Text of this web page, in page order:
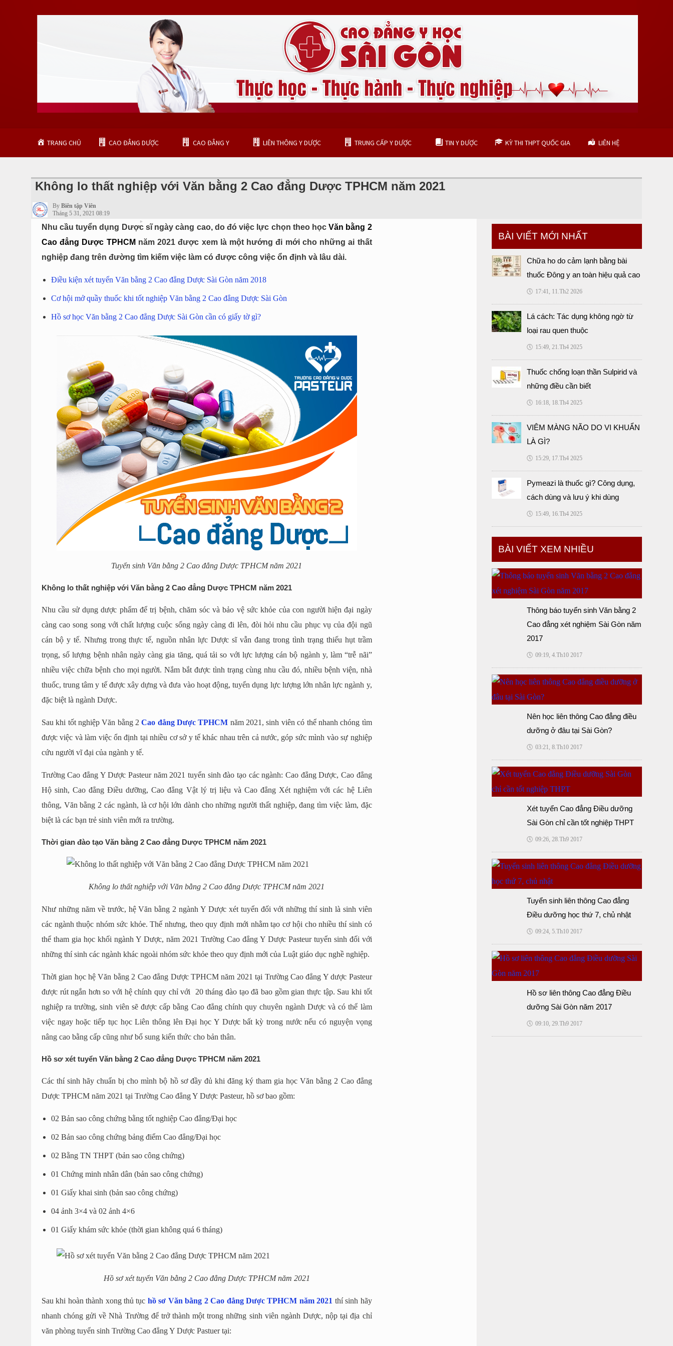
TRANG CHỦ CAO ĐẲNG DƯỢC CAO ĐẲNG Y LIÊN THÔNG Y DƯỢC TRUNG CẤP Y DƯỢC TIN Y DƯỢC KỲ THI THPT QUỐC GIA LIÊN HỆ
▾
▾
Không lo thất nghiệp với Văn bằng 2 Cao đẳng Dược TPHCM năm 2021
By Biên tập Viên
Tháng 5 31, 2021 08:19
Nhu cầu tuyển dụng Dược sĩ ngày càng cao, do đó việc lực chọn theo họcVăn bằng 2
Cao đẳng Dược TPHCM năm 2021 được xem là một hướng đi mới cho những ai thất
nghiệp đang trên đường tìm kiếm việc làm có được công việc ổn định và lâu dài.
Điều kiện xét tuyển Văn bằng 2 Cao đẳng Dược Sài Gòn năm 2018
Cơ hội mở quầy thuốc khi tốt nghiệp Văn bằng 2 Cao đẳng Dược Sài Gòn
Hồ sơ học Văn bằng 2 Cao đẳng Dược Sài Gòn cần có giấy tờ gì?
Tuyển sinh Văn bằng 2 Cao đẳng Dược TPHCM năm 2021
Không lo thất nghiệp với Văn bằng 2 Cao đẳng Dược TPHCM năm 2021
Nhu cầu sử dụng dược phẩm để trị bệnh, chăm sóc và bảo vệ sức khỏe của con người hiện đại ngày
càng cao song song với chất lượng cuộc sống ngày càng đi lên, đòi hỏi nhu cầu phục vụ của đội ngũ
cán bộ y tế. Nhưng trong thực tế, nguồn nhân lực Dược sĩ vẫn đang trong tình trạng thiếu hụt trầm
trọng, số lượng bệnh nhân ngày càng gia tăng, quá tải so với lực lượng cán bộ ngành y, làm “trễ nãi”
nhiều việc chữa bệnh cho mọi người. Nắm bắt được tình trạng cùng nhu cầu đó, nhiều bệnh viện, nhà
thuốc, trung tâm y tế được xây dựng và đưa vào hoạt động, tuyển dụng lực lượng lớn nhân lực ngành y,
đặc biệt là ngành Dược.
Sau khi tốt nghiệp Văn bằng 2Cao đẳng Dược TPHCM năm 2021, sinh viên có thể nhanh chóng tìm
được việc và làm việc ổn định tại nhiều cơ sở y tế khác nhau trên cả nước, góp sức mình vào sự nghiệp
cứu người vĩ đại của ngành y tế.
Trường Cao đẳng Y Dược Pasteur năm 2021 tuyển sinh đào tạo các ngành: Cao đẳng Dược, Cao đẳng
Hộ sinh, Cao đẳng Điều dưỡng, Cao đẳng Vật lý trị liệu và Cao đẳng Xét nghiệm với các hệ Liên
thông, Văn bằng 2 các ngành, là cơ hội lớn dành cho những người thất nghiệp, đang tìm việc làm, đặc
biệt là các bạn trẻ sinh viên mới ra trường.
Thời gian đào tạo Văn bằng 2 Cao đẳng Dược TPHCM năm 2021
Không lo thất nghiệp với Văn bằng 2 Cao đẳng Dược TPHCM năm 2021
Như những năm về trước, hệ Văn bằng 2 ngành Y Dược xét tuyển đối với những thí sinh là sinh viên
các ngành thuộc nhóm sức khỏe. Thế nhưng, theo quy định mới nhằm tạo cơ hội cho nhiều thí sinh có
thể tham gia học khối ngành Y Dược, năm 2021 Trường Cao đẳng Y Dược Pasteur tuyển sinh đối với
những thí sinh các ngành khác ngoài nhóm sức khỏe theo quy định mới của Luật giáo dục nghề nghiệp.
Thời gian học hệ Văn bằng 2 Cao đẳng Dược TPHCM năm 2021 tại Trường Cao đẳng Y dược Pasteur
được rút ngắn hơn so với hệ chính quy chỉ với 20 tháng đào tạo đã bao gồm gian thực tập. Sau khi tốt
nghiệp ra trường, sinh viên sẽ được cấp bằng Cao đẳng chính quy chuyên ngành Dược và có thể làm
việc ngay hoặc tiếp tục học Liên thông lên Đại học Y Dược bất kỳ trong nước nếu có nguyện vọng
nâng cao bằng cấp cũng như bổ sung kiến thức cho bản thân.
Hồ sơ xét tuyển Văn bằng 2 Cao đẳng Dược TPHCM năm 2021
Các thí sinh hãy chuẩn bị cho mình bộ hồ sơ đầy đủ khi đăng ký tham gia học Văn bằng 2 Cao đẳng
Dược TPHCM năm 2021 tại Trường Cao đẳng Y Dược Pasteur, hồ sơ bao gồm:
02 Bản sao công chứng bằng tốt nghiệp Cao đẳng/Đại học
02 Bản sao công chứng bảng điểm Cao đẳng/Đại học
02 Bằng TN THPT (bản sao công chứng)
01 Chứng minh nhân dân (bản sao công chứng)
01 Giấy khai sinh (bản sao công chứng)
04 ảnh 3×4 và 02 ảnh 4×6
01 Giấy khám sức khỏe (thời gian không quá 6 tháng)
Hồ sơ xét tuyển Văn bằng 2 Cao đẳng Dược TPHCM năm 2021
Sau khi hoàn thành xong thủ tục hồ sơ Văn bằng 2 Cao đẳng Dược TPHCM năm 2021 thí sinh hãy
nhanh chóng gửi về Nhà Trường để trở thành một trong những sinh viên ngành Dược, nộp tại địa chỉ
văn phòng tuyển sinh Trường Cao đẳng Y Dược Pastuer tại:
BÀI VIẾT MỚI NHẤT
Chữa ho do cảm lạnh bằng bài
thuốc Đông y an toàn hiệu quả cao
🕔 17:41, 11.Th2 2026
Lá cách: Tác dụng không ngờ từ
loại rau quen thuộc
🕔 15:49, 21.Th4 2025
Thuốc chống loạn thần Sulpirid và
những điều cần biết
🕔 16:18, 18.Th4 2025
VIÊM MÀNG NÃO DO VI KHUẨN
LÀ GÌ?
🕔 15:29, 17.Th4 2025
Pymeazi là thuốc gì? Công dụng,
cách dùng và lưu ý khi dùng
🕔 15:49, 16.Th4 2025
BÀI VIẾT XEM NHIỀU
Thông báo tuyển sinh Văn bằng 2
Cao đẳng xét nghiệm Sài Gòn năm
2017
🕔 09:19, 4.Th10 2017
Nên học liên thông Cao đẳng điều
dưỡng ở đâu tại Sài Gòn?
🕔 03:21, 8.Th10 2017
Xét tuyển Cao đẳng Điều dưỡng
Sài Gòn chỉ cần tốt nghiệp THPT
🕔 09:26, 28.Th9 2017
Tuyển sinh liên thông Cao đẳng
Điều dưỡng học thứ 7, chủ nhật
🕔 09:24, 5.Th10 2017
Hồ sơ liên thông Cao đẳng Điều
dưỡng Sài Gòn năm 2017
🕔 09:10, 29.Th9 2017